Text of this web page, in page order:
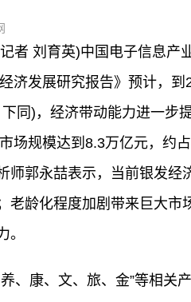
者 刘育英)中国电子信息产
济发展研究报告》预计，
同)，经济带动能力进一步提
场规模达到8.3万亿元，约
师郭永喆表示，当前银发经
老龄化程度加剧带来巨大市
。
、康、文、旅、金”等相关